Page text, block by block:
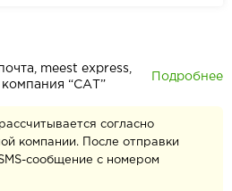
meest express,
“САТ”
Подробнее
согласно
компании. После отправки
сообщение с номером